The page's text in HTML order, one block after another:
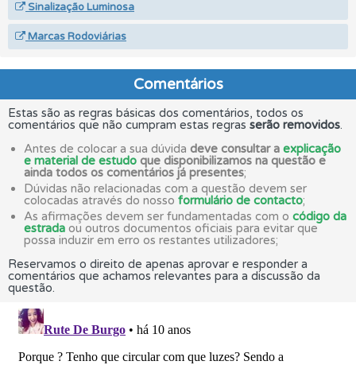
Sinalização Luminosa
Marcas Rodoviárias
Comentários
Estas são as regras básicas dos comentários, todos os
comentários que não cumpram estas regras serão removidos.
Antes de colocar a sua dúvida deve consultar a explicação
e material de estudo que disponibilizamos na questão e
ainda todos os comentários já presentes;
Dúvidas não relacionadas com a questão devem ser
colocadas através do nosso formulário de contacto;
As afirmações devem ser fundamentadas com o código da
estrada ou outros documentos oficiais para evitar que
possa induzir em erro os restantes utilizadores;
Reservamos o direito de apenas aprovar e responder a
comentários que achamos relevantes para a discussão da
questão.